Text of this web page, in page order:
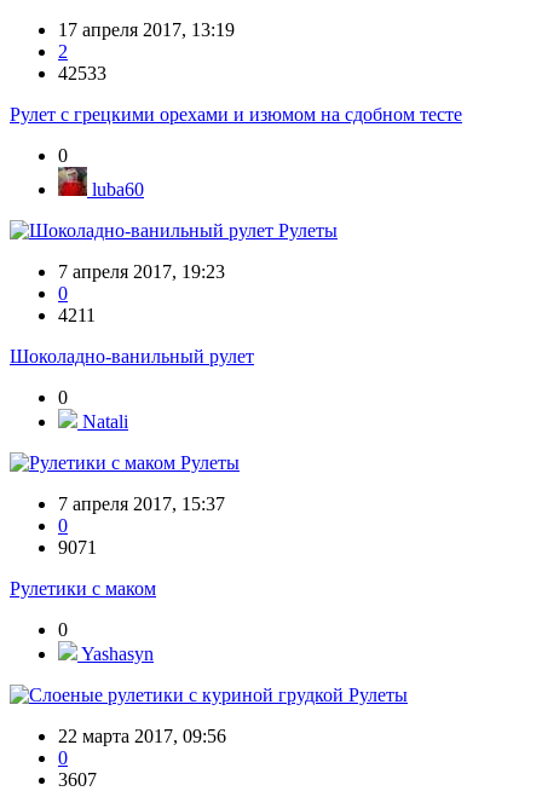
17 апреля 2017, 13:19
2
42533
Рулет с грецкими орехами и изюмом на сдобном тесте
0
luba60
Рулеты
7 апреля 2017, 19:23
0
4211
Шоколадно-ванильный рулет
0
Natali
Рулеты
7 апреля 2017, 15:37
0
9071
Рулетики с маком
0
Yashasyn
Рулеты
22 марта 2017, 09:56
0
3607